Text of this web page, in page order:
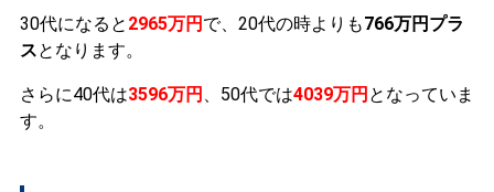
30代になると 2965万円 で、20代の時よりも766万円プラ
スとなります。
さらに40代は3596万円 、50代では4039万円 となっていま
す。